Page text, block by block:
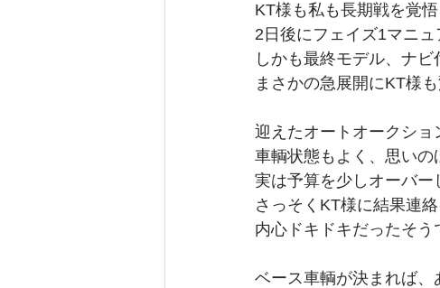
KT様も私も長期戦を覚
2日後にフェイズ1マニ
しかも最終モデル、ナビ
まさかの急展開にKT様
迎えたオートオークショ
車輌状態もよく、思いの
実は予算を少しオーバー
さっそくKT様に結果連
内心ドキドキだったそう
ベース車輌が決まれば、